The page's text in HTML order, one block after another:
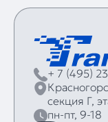
+ 7 (495)
секция Г,
пн-пт, 9-18